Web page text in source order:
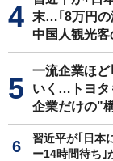
末…｢8万円の
中国人観光客
一流企業ほど
いく…トヨタ
企業だけの"
習近平が｢日本
ー14時間待ち｣